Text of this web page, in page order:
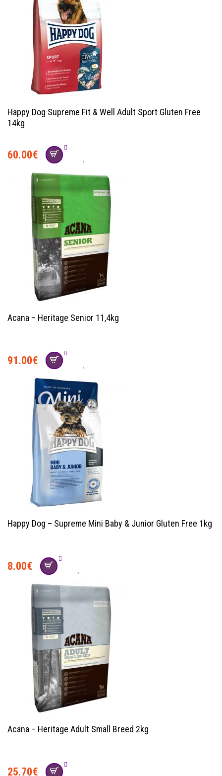
Happy Dog Supreme Fit & Well Adult Sport Gluten Free
14kg
60.00€
Acana – Heritage Senior 11,4kg
91.00€
Happy Dog – Supreme Mini Baby & Junior Gluten Free 1kg
8.00€
Acana – Heritage Adult Small Breed 2kg
25.70€